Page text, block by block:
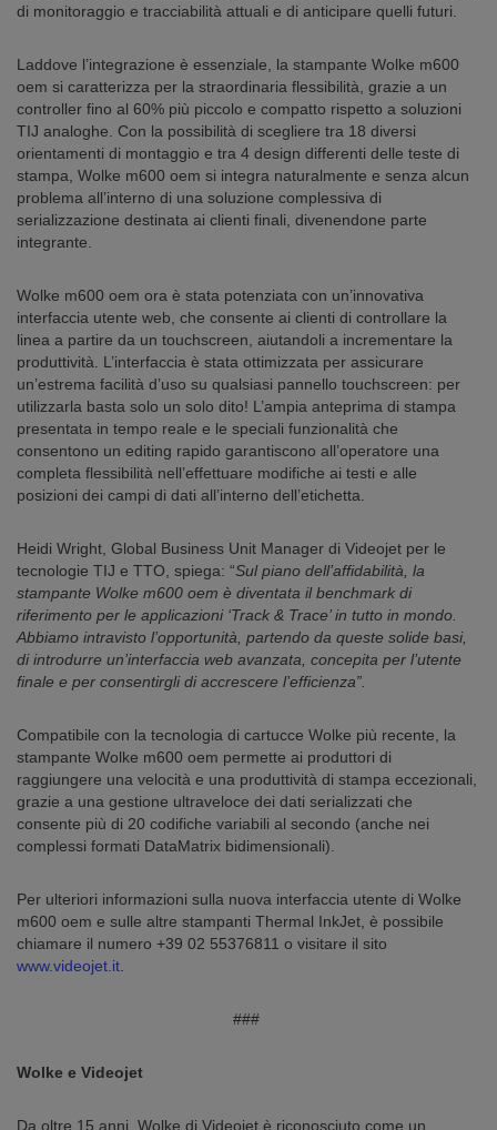
di monitoraggio e tracciabilità attuali e di anticipare quelli futuri.
Laddove l’integrazione è essenziale, la stampante Wolke m600
oem si caratterizza per la straordinaria flessibilità, grazie a un
controller fino al 60% più piccolo e compatto rispetto a soluzioni
TIJ analoghe. Con la possibilità di scegliere tra 18 diversi
orientamenti di montaggio e tra 4 design differenti delle teste di
stampa, Wolke m600 oem si integra naturalmente e senza alcun
problema all’interno di una soluzione complessiva di
serializzazione destinata ai clienti finali, divenendone parte
integrante.
Wolke m600 oem ora è stata potenziata con un’innovativa
interfaccia utente web, che consente ai clienti di controllare la
linea a partire da un touchscreen, aiutandoli a incrementare la
produttività. L’interfaccia è stata ottimizzata per assicurare
un’estrema facilità d’uso su qualsiasi pannello touchscreen: per
utilizzarla basta solo un solo dito! L’ampia anteprima di stampa
presentata in tempo reale e le speciali funzionalità che
consentono un editing rapido garantiscono all’operatore una
completa flessibilità nell’effettuare modifiche ai testi e alle
posizioni dei campi di dati all’interno dell’etichetta.
Heidi Wright, Global Business Unit Manager di Videojet per le
tecnologie TIJ e TTO, spiega: “Sul piano dell’affidabilità, la
stampante Wolke m600 oem è diventata il benchmark di
riferimento per le applicazioni ‘Track & Trace’ in tutto in mondo.
Abbiamo intravisto l’opportunità, partendo da queste solide basi,
di introdurre un’interfaccia web avanzata, concepita per l’utente
finale e per consentirgli di accrescere l’efficienza”.
Compatibile con la tecnologia di cartucce Wolke più recente, la
stampante Wolke m600 oem permette ai produttori di
raggiungere una velocità e una produttività di stampa eccezionali,
grazie a una gestione ultraveloce dei dati serializzati che
consente più di 20 codifiche variabili al secondo (anche nei
complessi formati DataMatrix bidimensionali).
Per ulteriori informazioni sulla nuova interfaccia utente di Wolke
m600 oem e sulle altre stampanti Thermal InkJet, è possibile
chiamare il numero +39 02 55376811 o visitare il sito
www.videojet.it
###
Wolke e Videojet
Da oltre 15 anni, Wolke di Videojet è riconosciuto come un